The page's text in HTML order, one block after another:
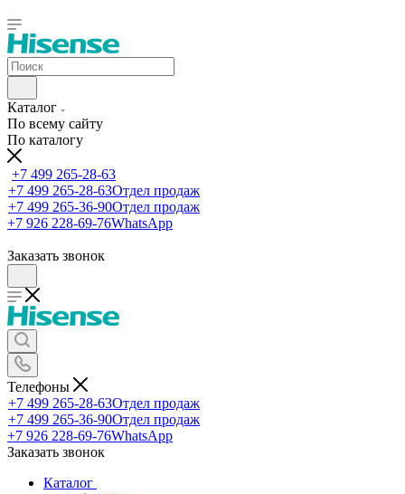
Каталог
По всему сайту
По каталогу
+7 499 265-28-63
+7 499 265-28-63Отдел продаж
+7 499 265-36-90Отдел продаж
+7 926 228-69-76WhatsApp
Заказать звонок
Телефоны
+7 499 265-28-63Отдел продаж
+7 499 265-36-90Отдел продаж
+7 926 228-69-76WhatsApp
Заказать звонок
Каталог